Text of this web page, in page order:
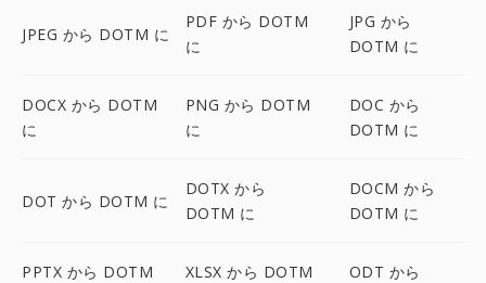
JPEG から DOTM に
PDF から DOTM
に
JPG から
DOTM に
DOCX から DOTM
に
PNG から DOTM
に
DOC から
DOTM に
DOT から DOTM に
DOTX から
DOTM に
DOCM から
DOTM に
PPTX から DOTM
XLSX から DOTM
ODT から